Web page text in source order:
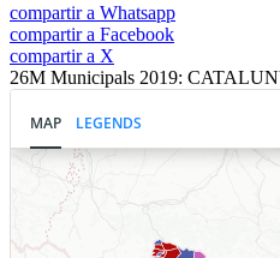
compartir a Whatsapp
compartir a Facebook
compartir a X
26M Municipals 2019: